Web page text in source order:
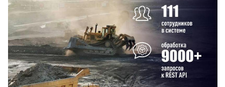
Смотреть проект